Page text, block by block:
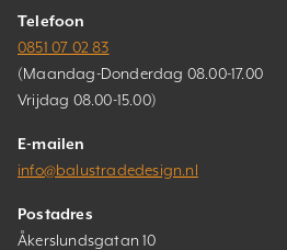
Telefoon
0851 07 02 83
(Maandag-Donderdag 08.00-17.00
Vrijdag 08.00-15.00)
E-mailen
info@balustradedesign.nl
Postadres
Åkerslundsgatan 10